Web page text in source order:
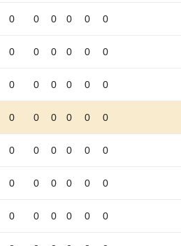
0 0 0 0 0 0
0 0 0 0 0 0
0 0 0 0 0 0
0 0 0 0 0 0
0 0 0 0 0 0
0 0 0 0 0 0
0 0 0 0 0 0